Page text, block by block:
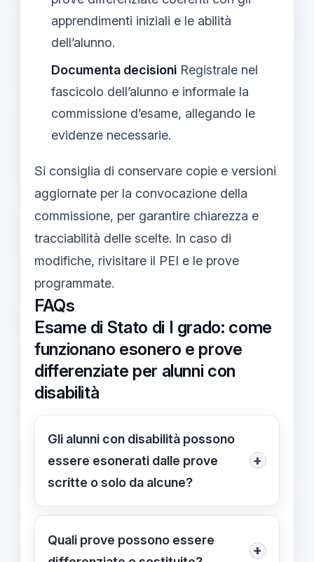
apprendimenti iniziali e le abilità
dell’alunno.
Documenta decisioni Registrale nel
fascicolo dell’alunno e informale la
commissione d’esame, allegando le
evidenze necessarie.
Si consiglia di conservare copie e versioni
aggiornate per la convocazione della
commissione, per garantire chiarezza e
tracciabilità delle scelte. In caso di
modifiche, rivisitare il PEI e le prove
programmate.
FAQs
Esame di Stato di I grado: come
funzionano esonero e prove
differenziate per alunni con
disabilità
Gli alunni con disabilità possono
essere esonerati dalle prove
scritte o solo da alcune?
+
Dipende dal PEI: può prevedere
esonero dalle prove scritte o da
determinate discipline se aggiornato.
Quali prove possono essere
+